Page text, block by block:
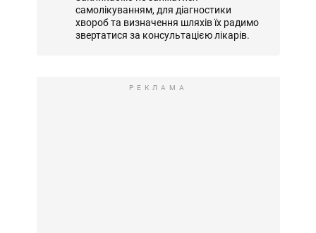
самолікуванням, для діагностики
хвороб та визначення шляхів їх радимо
звертатися за консультацією лікарів.
РЕКЛАМА